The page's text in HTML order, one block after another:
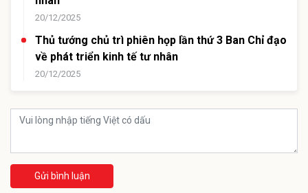
20/12/2025
Thủ tướng chủ trì phiên họp lần thứ 3 Ban Chỉ đạo
về phát triển kinh tế tư nhân
20/12/2025
Gửi bình luận